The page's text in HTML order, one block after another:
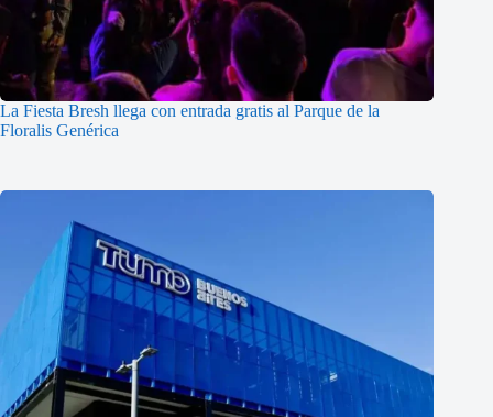
La Fiesta Bresh llega con entrada gratis al Parque de la
Floralis Genérica